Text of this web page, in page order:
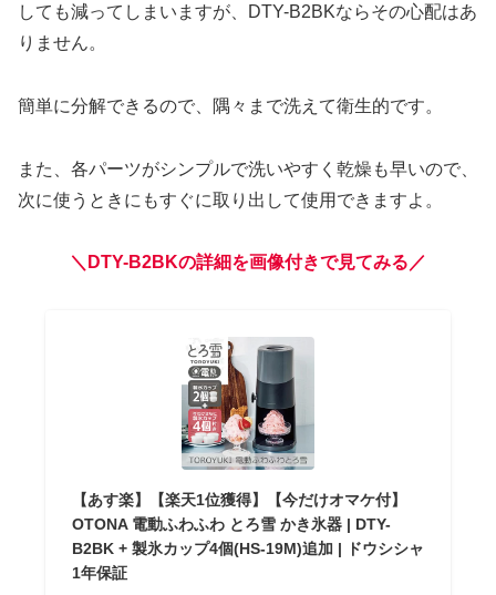
しても減ってしまいますが、DTY-B2BKならその心配はあ
りません。
簡単に分解できるので、隅々まで洗えて衛生的です。
また、各パーツがシンプルで洗いやすく乾燥も早いので、
次に使うときにもすぐに取り出して使用できますよ。
＼DTY-B2BKの詳細を画像付きで見てみる／
【あす楽】【楽天1位獲得】【今だけオマケ付】
OTONA 電動ふわふわ とろ雪 かき氷器 | DTY-
B2BK + 製氷カップ4個(HS-19M)追加 | ドウシシャ
1年保証